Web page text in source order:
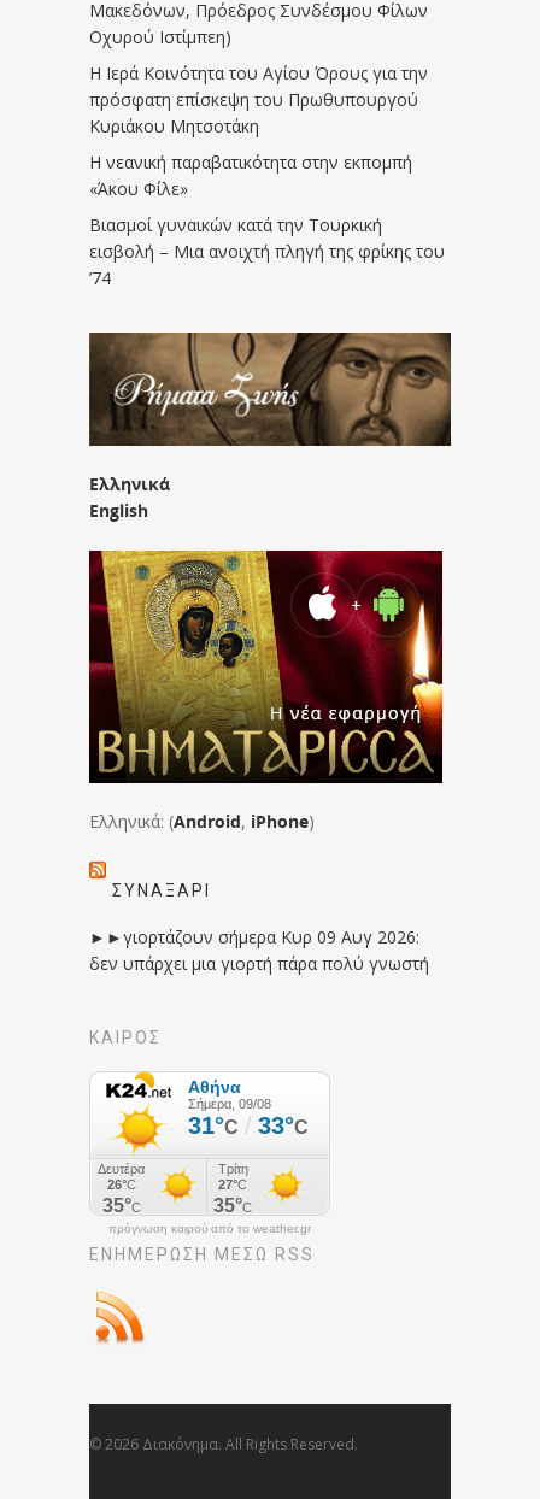
Μακεδόνων, Πρόεδρος Συνδέσμου Φίλων
Οχυρού Ιστίμπεη)
Η Ιερά Κοινότητα του Αγίου Όρους για την
πρόσφατη επίσκεψη του Πρωθυπουργού
Κυριάκου Μητσοτάκη
Η νεανική παραβατικότητα στην εκπομπή
«Άκου Φίλε»
Βιασμοί γυναικών κατά την Τουρκική
εισβολή – Μια ανοιχτή πληγή της φρίκης του
’74
Ελληνικά
English
Ελληνικά: (Android, iPhone)
ΣΥΝΑΞΆΡΙ
►►γιορτάζουν σήμερα Κυρ 09 Αυγ 2026:
δεν υπάρχει μια γιορτή πάρα πολύ γνωστή
ΚΑΙΡΟΣ
πρόγνωση καιρού από το weather.gr
ΕΝΗΜΈΡΩΣΉ ΜΕΣΩ RSS
© 2026 Διακόνημα. All Rights Reserved.